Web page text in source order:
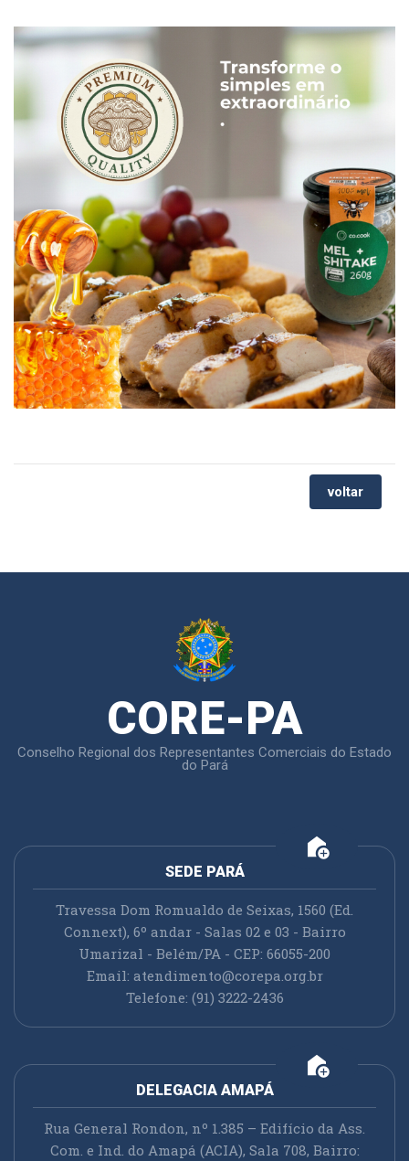
voltar
CORE-PA
Conselho Regional dos Representantes Comerciais do Estado
do Pará
add_home
SEDE PARÁ
Travessa Dom Romualdo de Seixas, 1560 (Ed.
Connext), 6º andar - Salas 02 e 03 - Bairro
Umarizal - Belém/PA - CEP: 66055-200
Email: atendimento@corepa.org.br
Telefone: (91) 3222-2436
add_home
DELEGACIA AMAPÁ
Rua General Rondon, nº 1.385 – Edifício da Ass.
Com. e Ind. do Amapá (ACIA), Sala 708, Bairro: